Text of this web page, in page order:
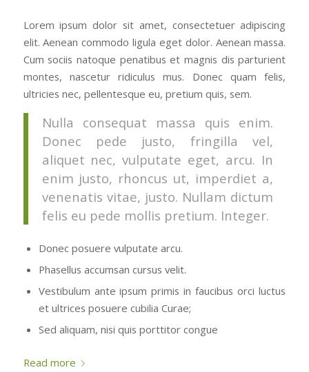
Lorem ipsum dolor sit amet, consectetuer adipiscing
elit. Aenean commodo ligula eget dolor. Aenean massa.
Cum sociis natoque penatibus et magnis dis parturient
montes, nascetur ridiculus mus. Donec quam felis,
ultricies nec, pellentesque eu, pretium quis, sem.
Nulla consequat massa quis enim.
Donec pede justo, fringilla vel,
aliquet nec, vulputate eget, arcu. In
enim justo, rhoncus ut, imperdiet a,
venenatis vitae, justo. Nullam dictum
felis eu pede mollis pretium. Integer.
Donec posuere vulputate arcu.
Phasellus accumsan cursus velit.
Vestibulum ante ipsum primis in faucibus orci luctus
et ultrices posuere cubilia Curae;
Sed aliquam, nisi quis porttitor congue
Read more